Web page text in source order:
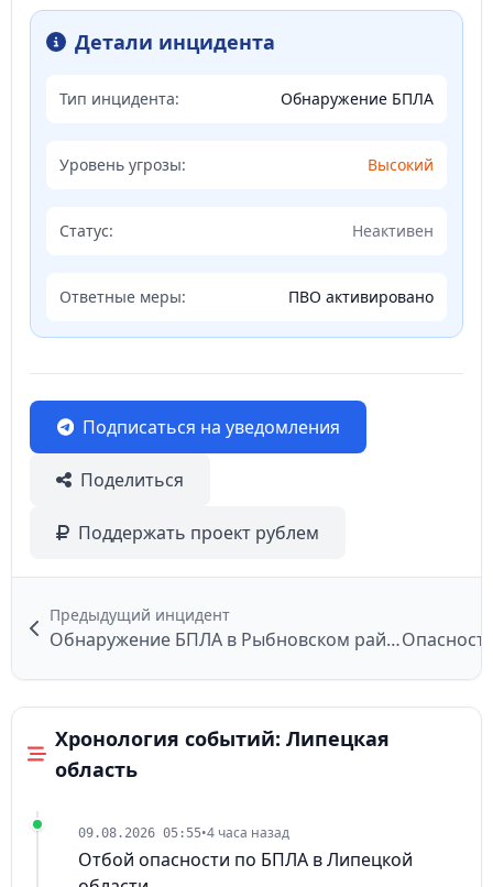
Детали инцидента
Тип инцидента: Обнаружение БПЛА
Уровень угрозы: Высокий
Статус: Неактивен
Ответные меры: ПВО активировано
Подписаться на уведомления
Поделиться
Поддержать проект рублем
Предыдущий инцидент
Обнаружение БПЛА в Рыбновском районе
Хронология событий: Липецкая
область
09.08.2026 05:55•4 часа назад
Отбой опасности по БПЛА в Липецкой